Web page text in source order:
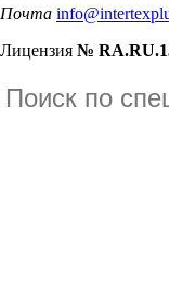
Почта
Лицензия №